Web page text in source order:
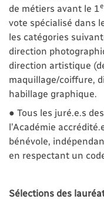
de métiers avant le 1
vote spécialisé dans
les catégories
direction
direction artistique
maquillage/coiffure,
habillage graphique.
● Tous les juré.e.s
l’Académie
bénévole,
en respectant un
Sélections des